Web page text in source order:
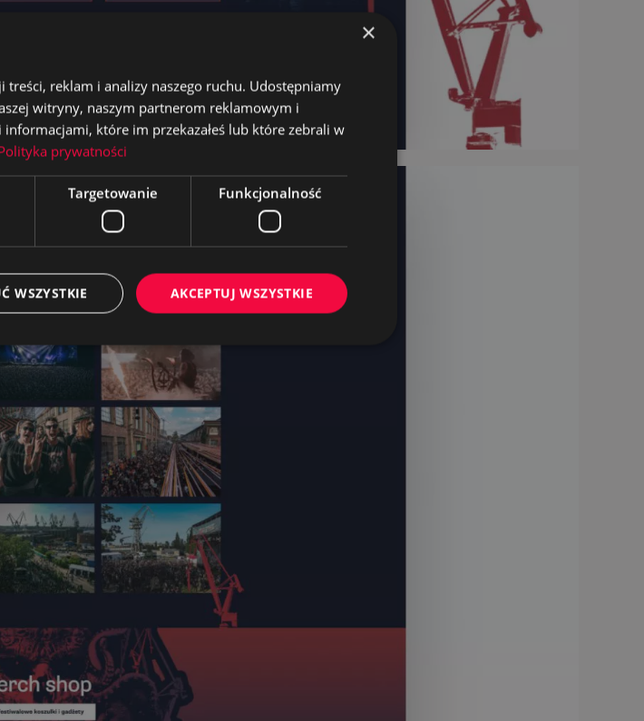
×
reklam i analizy naszego ruchu. Udostępniamy
witryny, naszym partnerom reklamowym i
które im przekazałeś lub które zebrali w
prywatności
Targetowanie Funkcjonalność
AKCEPTUJ WSZYSTKIE
WSZYSTKIE